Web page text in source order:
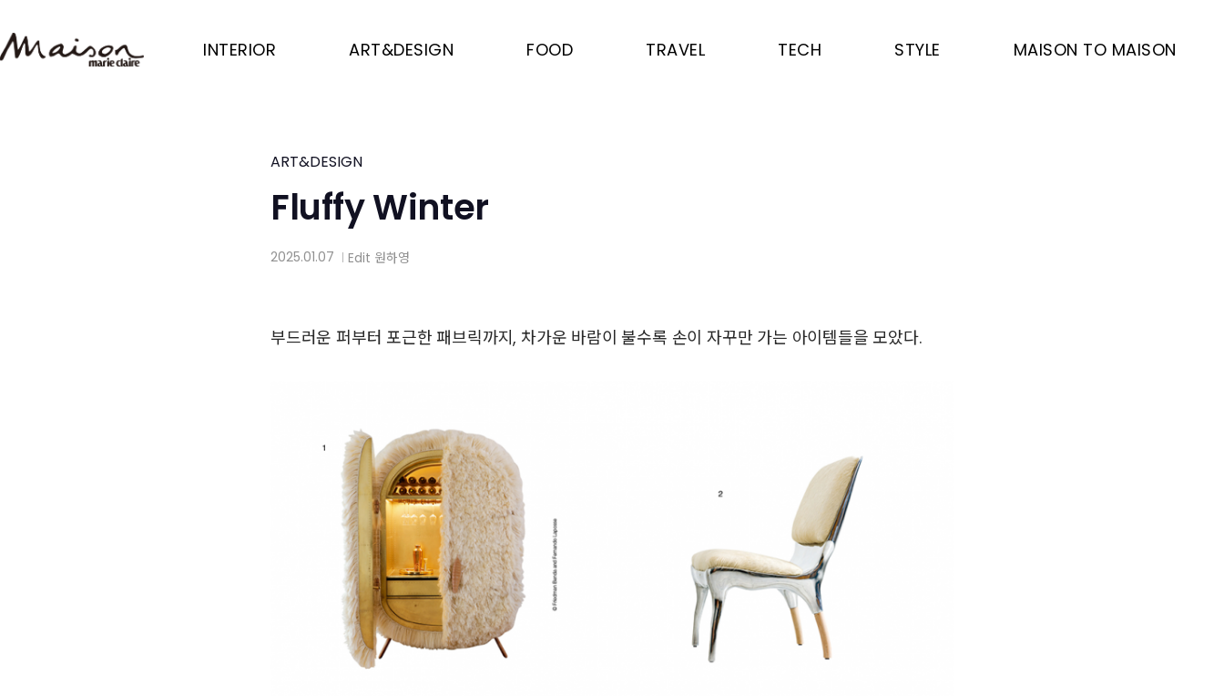
to
main
INTERIOR ART&DESIGN FOOD TRAVEL TECH STYLE MAISON TO MAISON
ART&DESIGN
Fluffy Winter
2025.01.07 Edit 원하영
부드러운 퍼부터 포근한 패브릭까지, 차가운 바람이 불수록 손이 자꾸만 가는 아이템들을 모았다.